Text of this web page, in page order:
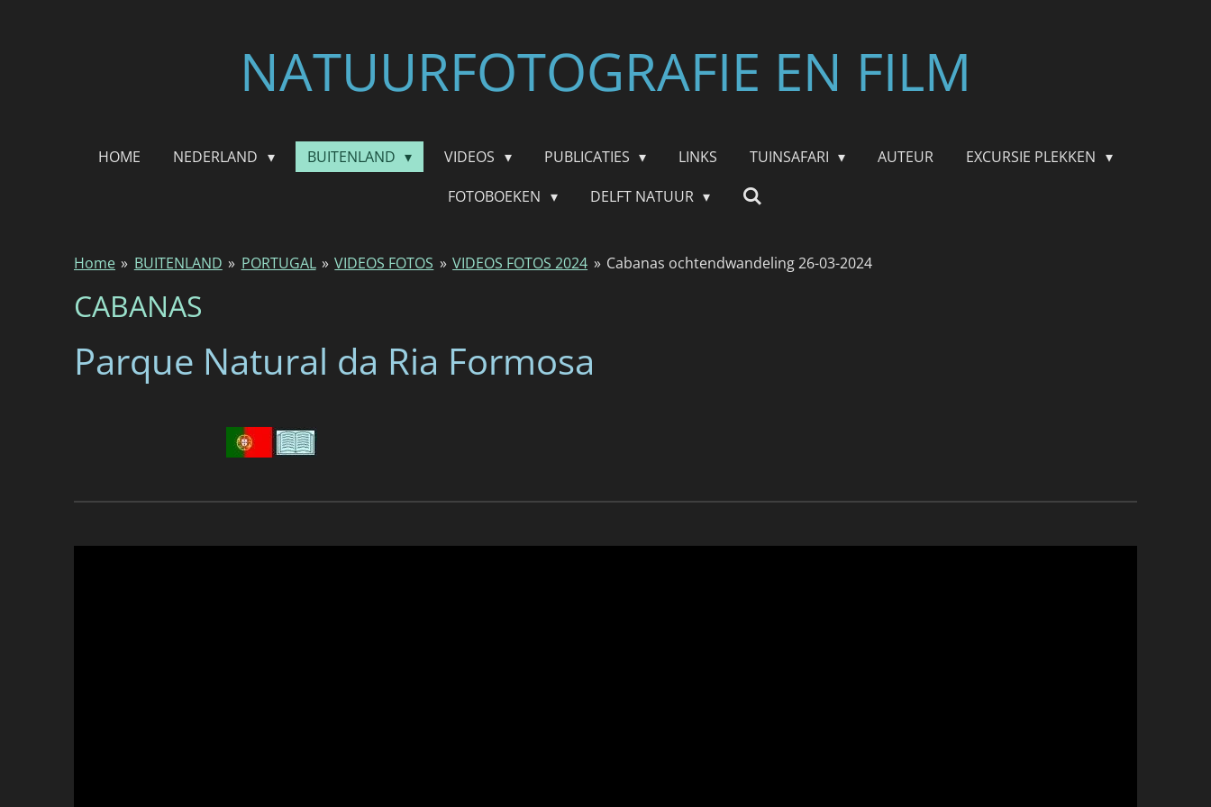
NATUURFOTOGRAFIE EN FILM
HOME NEDERLAND BUITENLAND VIDEOS PUBLICATIES LINKS TUINSAFARI AUTEUR
EXCURSIE PLEKKEN
FOTOBOEKEN
DELFT NATUUR
Home » BUITENLAND » PORTUGAL » VIDEOS FOTOS » VIDEOS FOTOS 2024 » Cabanas ochtendwandeling 26-03-2024
CABANAS
Parque Natural da Ria Formosa